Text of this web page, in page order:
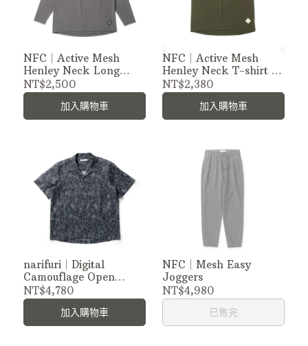
NFC｜Active Mesh
Henley Neck Long
Sleeve T-shirt 日製機能
網眼亨利領長Tee
NT$2,500
加入購物車
NFC｜Active Mesh
Henley Neck T-shirt 日
製機能網眼亨利領短Tee
NT$2,380
加入購物車
narifuri｜Digital
Camouflage Open
Collar Short Sleeve
Shirt 日製數位迷彩開領短
NT$4,780
加入購物車
NFC｜Mesh Easy
Joggers
NT$4,980
已售完